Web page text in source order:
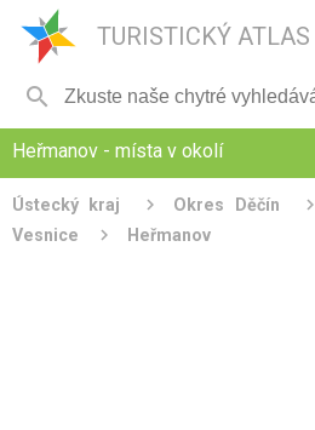
TURISTICKÝ ATLAS

Heřmanov - místa v okolí
Ústecký kraj Okres Děčín
Vesnice
Heřmanov